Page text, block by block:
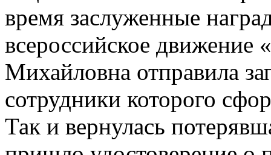
время заслуженные
всероссийское движение
Михайловна отправила
сотрудники которого
Так и вернулась